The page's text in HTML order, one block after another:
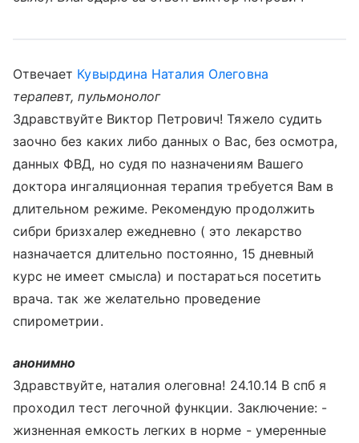
Отвечает Кувырдина Наталия Олеговна
терапевт, пульмонолог
Здравствуйте Виктор Петрович! Тяжело судить
заочно без каких либо данных о Вас, без осмотра,
данных ФВД, но судя по назначениям Вашего
доктора ингаляционная терапия требуется Вам в
длительном режиме. Рекомендую продолжить
сибри бризхалер ежедневно ( это лекарство
назначается длительно постоянно, 15 дневный
курс не имеет смысла) и постараться посетить
врача. так же желательно проведение
спирометрии.
анонимно
Здравствуйте, наталия олеговна! 24.10.14 В спб я
проходил тест легочной функции. Заключение: -
жизненная емкость легких в норме - умеренные